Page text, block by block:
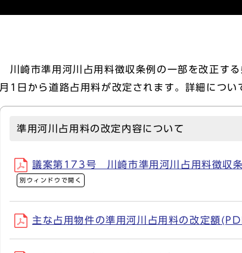
川崎市準用河川占用料徴収条例の一部を改正す
月1日から道路占用料が改定されます。詳細につ
準用河川占用料の改定内容について
議案第173号 川崎市準用河川占用料徴収
別ウィンドウで開く
主な占用物件の準用河川占用料の改定額